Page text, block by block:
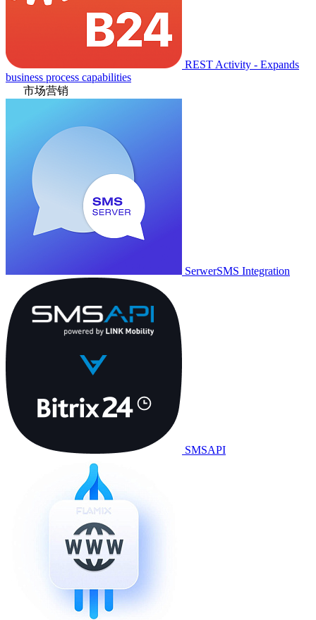
REST Activity - Expands
business process capabilities
市场营销
SerwerSMS Integration
SMSAPI